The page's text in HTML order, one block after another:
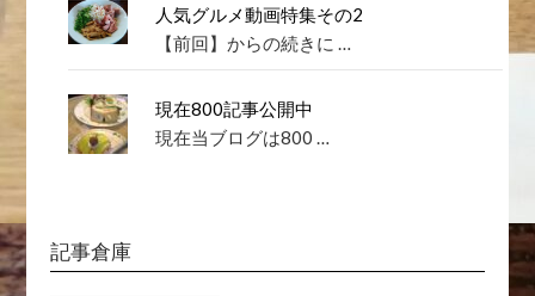
人気グルメ動画特集その2
【前回】からの続きに …
現在800記事公開中
現在当ブログは800 …
記事倉庫